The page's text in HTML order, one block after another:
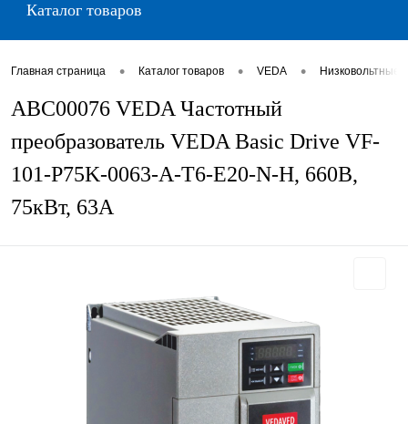
Каталог товаров
Главная страница • Каталог товаров • VEDA •
ABC00076 VEDA Частотный
преобразователь VEDA Basic Drive VF-
101-P75K-0063-A-T6-E20-N-H, 660В,
75кВт, 63А